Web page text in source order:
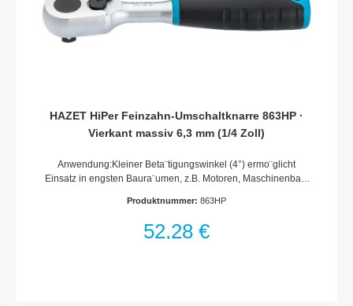
HAZET HiPer Feinzahn-Umschaltknarre 863HP ·
Vierkant massiv 6,3 mm (1/4 Zoll)
Anwendung:Kleiner Beta¨tigungswinkel (4°) ermo¨glicht
Einsatz in engsten Baura¨umen, z.B. Motoren, Maschinenbau,
Windra¨der)Extrem mehr Leistung als bei Knarren mit
bietet Schutz gegen ungewolltes UmschaltenErho¨hung der
Produktnummer: 863HP
52,28 €